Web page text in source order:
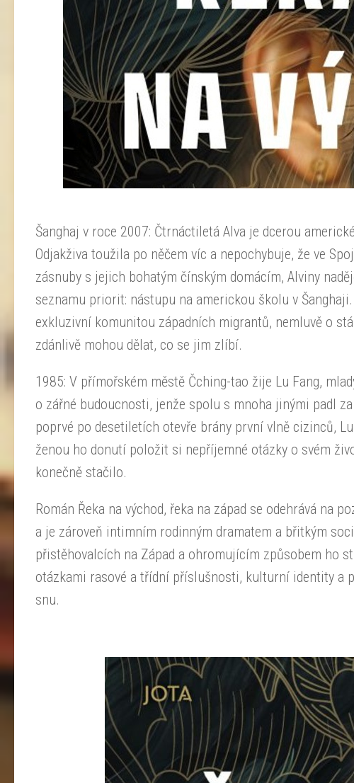
Šanghaj v roce 2007: Čtrnáctiletá Alva je dcerou
Odjakživa toužila po něčem víc a nepochybuje, že ve
zásnuby s jejich bohatým čínským domácím, Alviny
seznamu priorit: nástupu na americkou školu v
exkluzivní komunitou západních migrantů, nemluvě o
zdánlivě mohou dělat, co se jim zlíbí.
1985: V přímořském městě Čching-tao žije Lu Fang,
o zářné budoucnosti, jenže spolu s mnoha jinými padl
poprvé po desetiletích otevře brány první vlně cizinců,
ženou ho donutí položit si nepříjemné otázky o svém
konečně stačilo.
Román Řeka na východ, řeka na západ se odehrává na
a je zároveň intimním rodinným dramatem a břitkým
přistěhovalcích na Západ a ohromujícím způsobem ho
otázkami rasové a třídní příslušnosti, kulturní identity a
snu.